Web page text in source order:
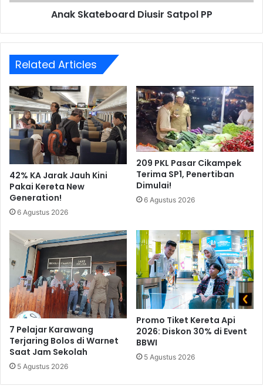
Anak Skateboard Diusir Satpol PP
Related Articles
42% KA Jarak Jauh Kini
Pakai Kereta New
Generation!
6 Agustus 2026
209 PKL Pasar Cikampek
Terima SP1, Penertiban
Dimulai!
6 Agustus 2026
7 Pelajar Karawang
Terjaring Bolos di Warnet
Saat Jam Sekolah
5 Agustus 2026
Promo Tiket Kereta Api
2026: Diskon 30% di Event
BBWI
5 Agustus 2026